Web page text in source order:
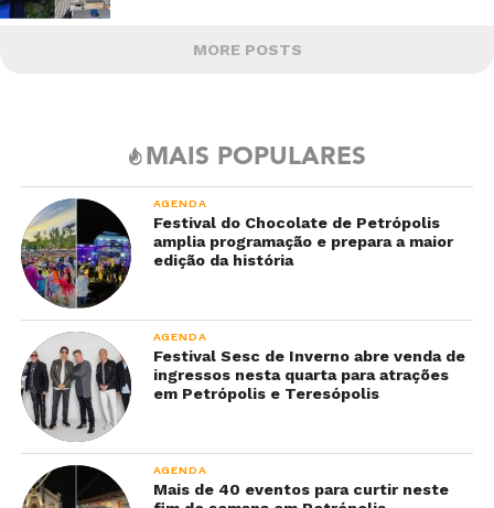
MORE POSTS
MAIS POPULARES
AGENDA
Festival do Chocolate de Petrópolis
amplia programação e prepara a maior
edição da história
AGENDA
Festival Sesc de Inverno abre venda de
ingressos nesta quarta para atrações
em Petrópolis e Teresópolis
AGENDA
Mais de 40 eventos para curtir neste